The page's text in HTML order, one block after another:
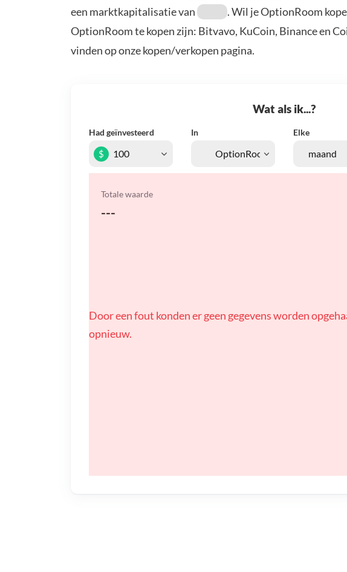
een marktkapitalisatie van
. Wil je OptionRoom
OptionRoom te kopen zijn: Bitvavo, KuCoin, Binance en
vinden op onze kopen/verkopen pagina.
Wat als ik...?
Had geïnvesteerd In Elke
$
Totale waarde
---
Door een fout konden er geen gegevens worden
opnieuw.